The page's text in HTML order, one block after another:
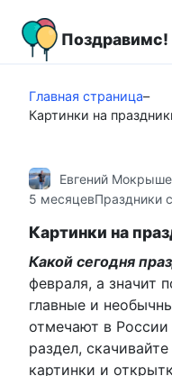
контенту
Поздравимс!
Главная страница–
Картинки на
Евгений
5 месяцевПраздники
Картинки на
Какой сегодня
февраля, а значит
главные и
отмечают в
раздел,
картинки и